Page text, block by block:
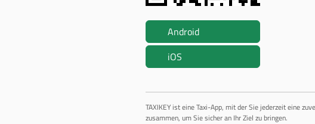
Android
iOS
TAXIKEY ist eine Taxi-App, mit der Sie jederzeit eine
zusammen, um Sie sicher an Ihr Ziel zu bringen.